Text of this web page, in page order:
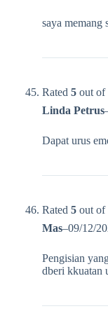
saya memang
Rated 5 out of
Linda Petrus
Dapat urus
Rated 5 out of
Mas–09/12/
Pengisian
dberi kkuatan